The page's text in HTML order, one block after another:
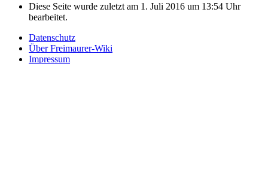
Diese Seite wurde zuletzt am 1. Juli 2016 um 13:54 Uhr
bearbeitet.
Datenschutz
Über Freimaurer-Wiki
Impressum